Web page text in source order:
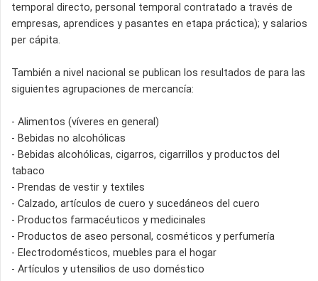
temporal directo, personal temporal contratado a través de
empresas, aprendices y pasantes en etapa práctica); y salarios
per cápita.
También a nivel nacional se publican los resultados de para las
siguientes agrupaciones de mercancía:
- Alimentos (víveres en general)
- Bebidas no alcohólicas
- Bebidas alcohólicas, cigarros, cigarrillos y productos del
tabaco
- Prendas de vestir y textiles
- Calzado, artículos de cuero y sucedáneos del cuero
- Productos farmacéuticos y medicinales
- Productos de aseo personal, cosméticos y perfumería
- Electrodomésticos, muebles para el hogar
- Artículos y utensilios de uso doméstico